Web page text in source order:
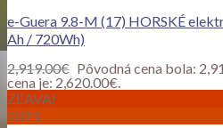
e-Guera 9.8-M (17) HORSKÉ
Ah / 720Wh)
2,919.00€ Pôvodná cena bola:
cena je: 2,620.00€.
ZĽAVA!
2023